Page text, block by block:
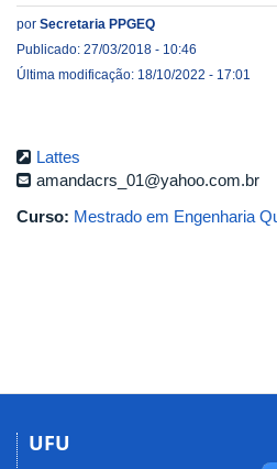
por Secretaria PPGEQ
Publicado: 27/03/2018 - 10:46
Última modificação: 18/10/2022 - 17:01
Lattes
amandacrs_01@yahoo.com.br
Curso: Mestrado em Engenharia
UFU